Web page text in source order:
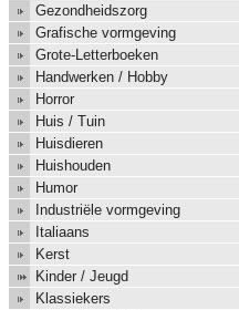
Gezondheidszorg
Grafische vormgeving
Grote-Letterboeken
Handwerken / Hobby
Horror
Huis / Tuin
Huisdieren
Huishouden
Humor
Industriële vormgeving
Italiaans
Kerst
Kinder / Jeugd
Klassiekers